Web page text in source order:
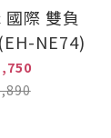
際 雙負
NE74)